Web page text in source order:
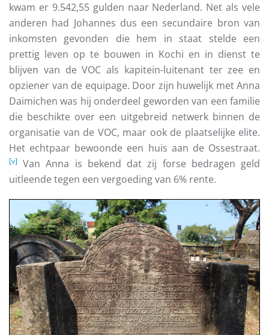
kwam er 9.542,55 gulden naar Nederland. Net als vele
anderen had Johannes dus een secundaire bron van
inkomsten gevonden die hem in staat stelde een
prettig leven op te bouwen in Kochi en in dienst te
blijven van de VOC als kapitein-luitenant ter zee en
opziener van de equipage. Door zijn huwelijk met Anna
Daimichen was hij onderdeel geworden van een familie
die beschikte over een uitgebreid netwerk binnen de
organisatie van de VOC, maar ook de plaatselijke elite.
Het echtpaar bewoonde een huis aan de Ossestraat.
[v] Van Anna is bekend dat zij forse bedragen geld
uitleende tegen een vergoeding van 6% rente.